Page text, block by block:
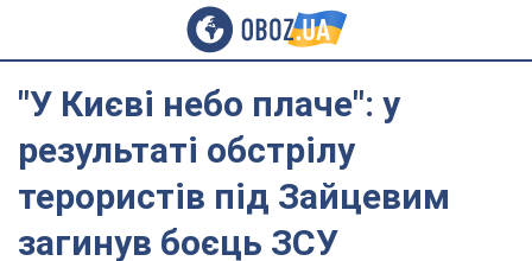
"У Києві небо плаче": у
результаті обстрілу
терористів під Зайцевим
загинув боєць ЗСУ